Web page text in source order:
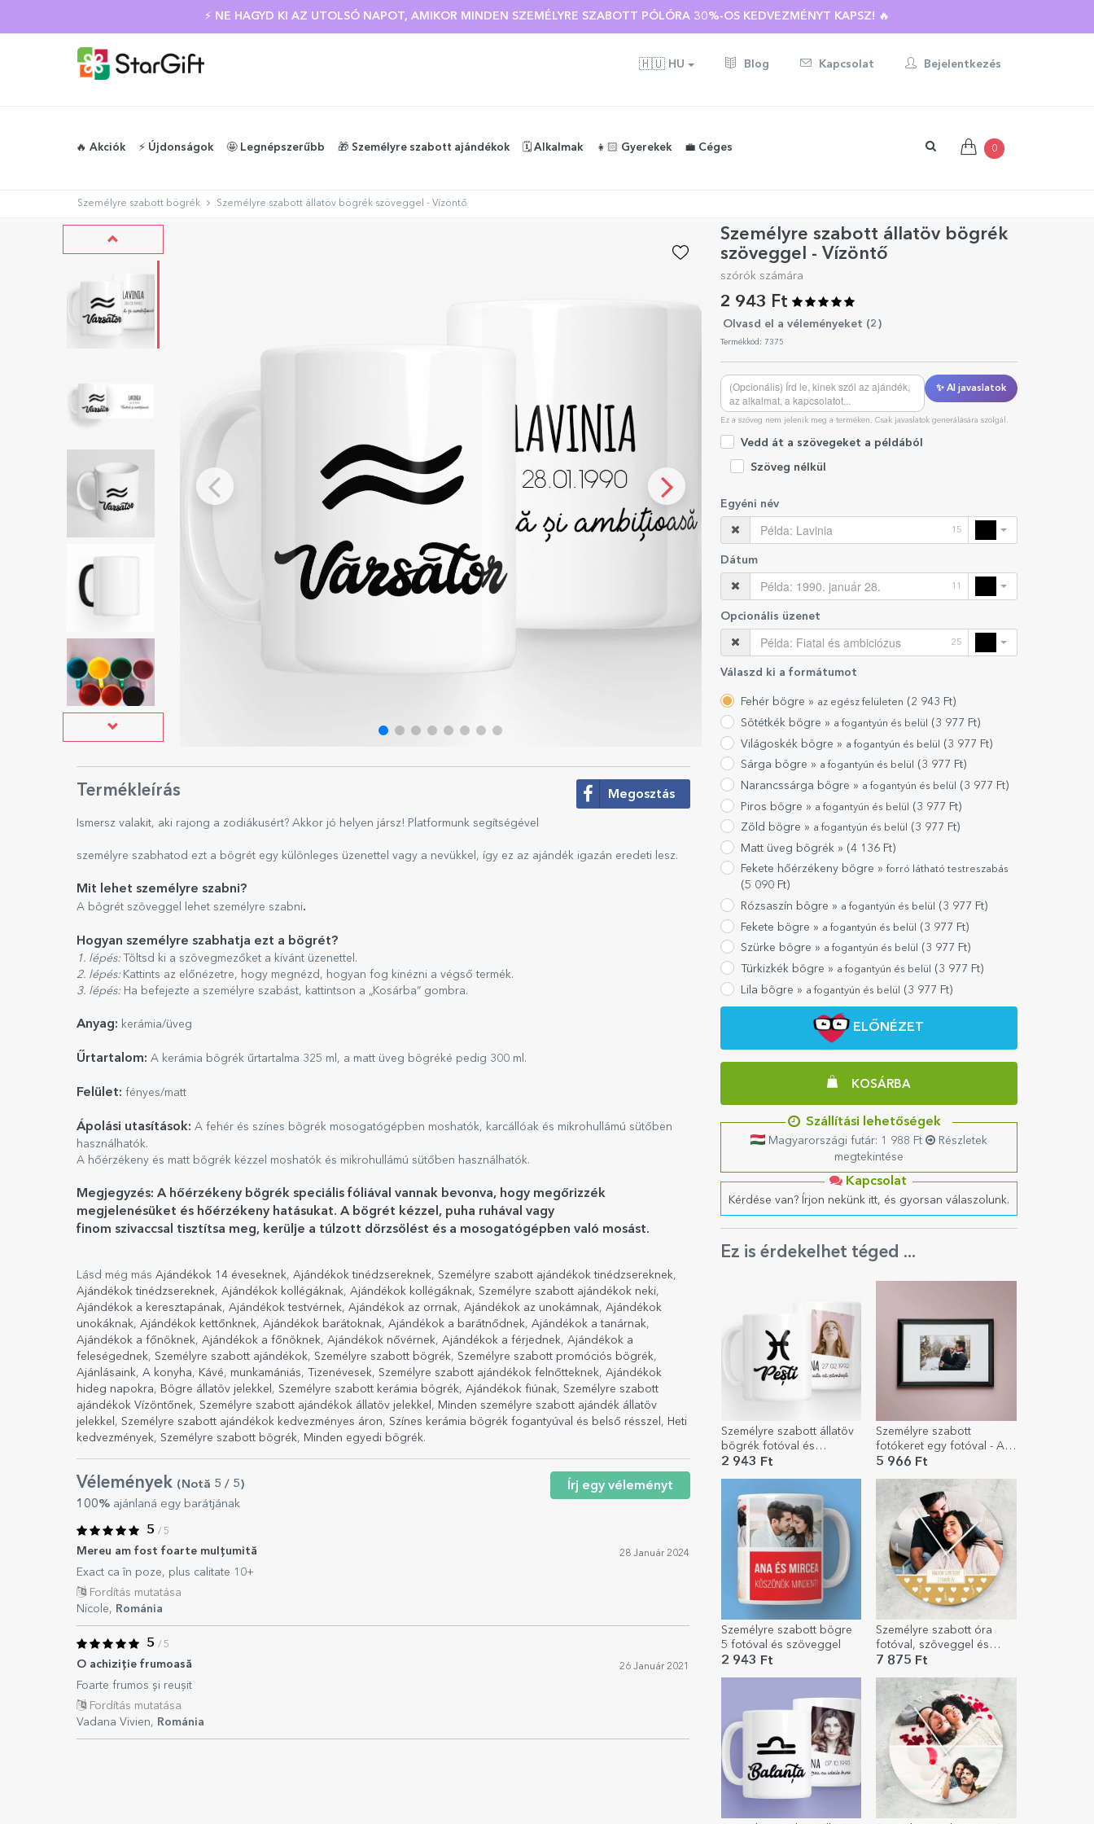
⚡ NE HAGYD KI AZ UTOLSÓ NAPOT, AMIKOR MINDEN SZEMÉLYRE SZABOTT PÓLÓRA 30%-OS KEDVEZMÉNYT KAPSZ! 🔥
🇭🇺 HU Blog Kapcsolat Bejelentkezés
🔥 Akciók ⚡️ Újdonságok 🤩 Legnépszerűbb 🎁 Személyre szabott ajándékok 🗓️ Alkalmak 👧🏻 Gyerekek 💼 Céges 0
Személyre szabott bögrék Személyre szabott állatöv bögrék szöveggel - Vízöntő
Személyre szabott állatöv bögrék
szöveggel - Vízöntő
szórók számára
2 943 Ft
Olvasd el a véleményeket (2 )
Termékkód: 7375
✨ AI javaslatok
Ez a szöveg nem jelenik meg a terméken. Csak javaslatok generálására szolgál.
Vedd át a szövegeket a példából
Szöveg nélkül
Egyéni név
15
Dátum
11
Opcionális üzenet
25
Válaszd ki a formátumot
Fehér bögre » az egész felületen ( 2 943 Ft)
Sötétkék bögre » a fogantyún és belül (3 977 Ft)
Világoskék bögre » a fogantyún és belül (3 977 Ft)
Sárga bögre » a fogantyún és belül ( 3 977 Ft)
Narancssárga bögre » a fogantyún és belül ( 3 977 Ft)
Piros bögre » a fogantyún és belül (3 977 Ft)
Zöld bögre » a fogantyún és belül ( 3 977 Ft)
Matt üveg bögrék » (4 136Ft)
Fekete hőérzékeny bögre »forró látható testreszabás
(5 090Ft)
Rózsaszín bögre » a fogantyún és belül ( 3 977 Ft)
Fekete bögre » a fogantyún és belül (3 977 Ft)
Szürke bögre » a fogantyún és belül ( 3 977 Ft)
Türkizkék bögre » a fogantyún és belül ( 3 977 Ft)
Lila bögre » a fogantyún és belül (3 977 Ft)
ELŐNÉZET
KOSÁRBA
Szállítási lehetőségek
Magyarországi futár: 1 988 Ft
Részletek
megtekintése
Kapcsolat
Kérdése van? Írjon nekünk itt, és gyorsan válaszolunk.
Ez is érdekelhet téged ...
Személyre szabott állatöv
bögrék fotóval és
szöveggel - Halak
2 943 Ft
Személyre szabott
fotókeret egy fotóval - A4-
es fekvő passe-partout
5 966 Ft
Személyre szabott bögre
5 fotóval és szöveggel
2 943 Ft
Személyre szabott óra
fotóval, szöveggel és
számokkal
7 875 Ft
Termékleírás Megosztás
Ismersz valakit, aki rajong a zodiákusért? Akkor jó helyen jársz! Platformunk segítségével
személyre szabhatod ezt a bögrét egy különleges üzenettel vagy a nevükkel, így ez az ajándék igazán eredeti lesz.
Mit lehet személyre szabni?
A bögrét szöveggel lehet személyre szabni.
Hogyan személyre szabhatja ezt a bögrét?
1. lépés:
Töltsd ki a szövegmezőket a kívánt üzenettel.
2. lépés: Kattints az előnézetre, hogy megnézd, hogyan fog kinézni a végső termék.
3. lépés: Ha befejezte a személyre szabást, kattintson a „Kosárba” gombra.
Anyag: kerámia/üveg
Űrtartalom: A kerámia bögrék űrtartalma 325 ml, a matt üveg bögréké pedig 300 ml.
Felület: fényes/matt
Ápolási utasítások: A fehér és színes bögrék mosogatógépben moshatók, karcállóak és mikrohullámú sütőben
használhatók.
A hőérzékeny és matt bögrék kézzel moshatók és mikrohullámú sütőben használhatók.
Megjegyzés: A hőérzékeny bögrék speciális fóliával vannak bevonva, hogy megőrizzék
megjelenésüket és hőérzékeny hatásukat. A bögrét kézzel, puha ruhával vagy
finom szivaccsal tisztítsa meg, kerülje a túlzott dörzsölést és a mosogatógépben való mosást.
Lásd még más Ajándékok 14 éveseknek, Ajándékok tinédzsereknek, Személyre szabott ajándékok tinédzsereknek,
Ajándékok tinédzsereknek, Ajándékok kollégáknak, Ajándékok kollégáknak, Személyre szabott ajándékok neki,
Ajándékok a keresztapának, Ajándékok testvérnek, Ajándékok az orrnak, Ajándékok az unokámnak, Ajándékok
unokáknak, Ajándékok kettőnknek, Ajándékok barátoknak, Ajándékok a barátnődnek, Ajándékok a tanárnak,
Ajándékok a főnöknek, Ajándékok a főnöknek, Ajándékok nővérnek, Ajándékok a férjednek, Ajándékok a
feleségednek, Személyre szabott ajándékok, Személyre szabott bögrék, Személyre szabott promóciós bögrék,
Ajánlásaink, A konyha, Kávé, munkamániás, Tizenévesek, Személyre szabott ajándékok felnőtteknek, Ajándékok
hideg napokra, Bögre állatöv jelekkel , Személyre szabott kerámia bögrék, Ajándékok fiúnak, Személyre szabott
ajándékok Vízöntőnek, Személyre szabott ajándékok állatöv jelekkel , Minden személyre szabott ajándék állatöv
jelekkel , Személyre szabott ajándékok kedvezményes áron, Színes kerámia bögrék fogantyúval és belső résszel , Heti
kedvezmények, Személyre szabott bögrék, Minden egyedi bögrék.
Vélemények (Notă 5 / 5)
100% ajánlaná egy barátjának
Írj egy véleményt
5 / 5
Mereu am fost foarte mulțumită 28 Január 2024
Exact ca în poze, plus calitate 10+
Fordítás mutatása
Nicole, Románia
5 / 5
O achiziție frumoasă 26 Január 2021
Foarte frumos și reușit
Fordítás mutatása
Vadana Vivien, Románia